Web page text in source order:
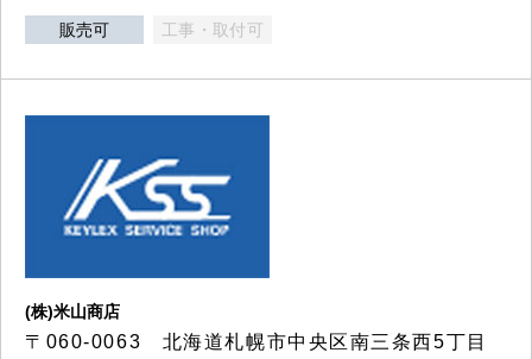
販売可 工事・取付可
(株)米山商店
〒060-0063 北海道札幌市中央区南三条西5丁目